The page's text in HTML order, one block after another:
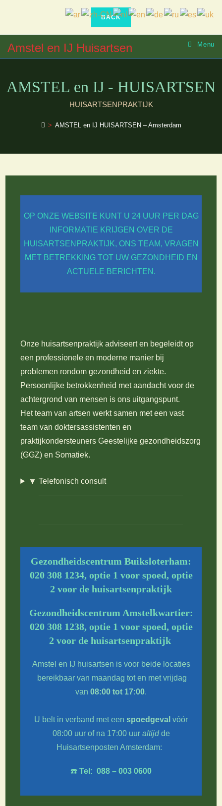
Amstel en IJ Huisartsen Menu
AMSTEL en IJ - HUISARTSEN
HUISARTSENPRAKTIJK
> AMSTEL en IJ HUISARTSEN – Amsterdam
OP ONZE WEBSITE KUNT U 24 UUR PER DAG
INFORMATIE KRIJGEN OVER DE
HUISARTSENPRAKTIJK, ONS TEAM, VRAGEN
MET BETREKKING TOT UW GEZONDHEID EN
ACTUELE BERICHTEN.
Onze huisartsenpraktijk adviseert en begeleidt op
een professionele en moderne manier bij
problemen rondom gezondheid en ziekte.
Persoonlijke betrokkenheid met aandacht voor de
achtergrond van mensen is ons uitgangspunt.
Het team van artsen werkt samen met een vast
team van doktersassistenten en
praktijkondersteuners Geestelijke gezondheidszorg
(GGZ) en Somatiek.
🔽 Telefonisch consult
Gezondheidscentrum Buiksloterham:
020 308 1234, optie 1 voor spoed, optie
2 voor de huisartsenpraktijk
Gezondheidscentrum Amstelkwartier:
020 308 1238, optie 1 voor spoed, optie
2 voor de huisartsenpraktijk
Amstel en IJ huisartsen is voor beide locaties
bereikbaar van maandag tot en met vrijdag
van 08:00 tot 17:00.
U belt in verband met een spoedgeval vóór
08:00 uur of na 17:00 uur altijdde
Huisartsenposten Amsterdam:
☎️ Tel: 088 – 003 0600